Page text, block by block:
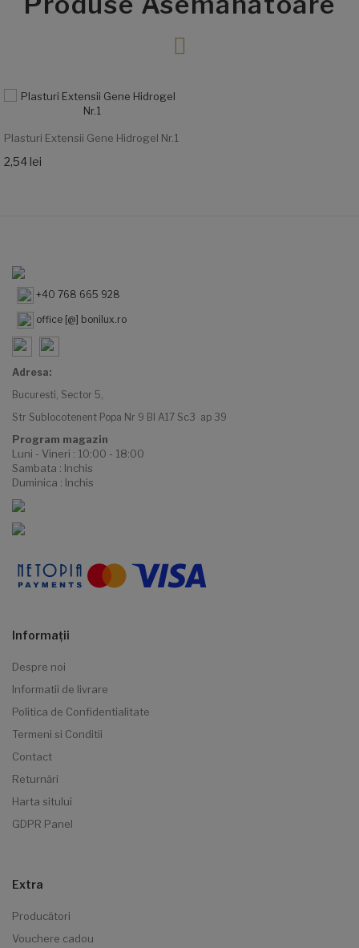
Plasturi Extensii Gene Hidrogel Nr.1
2,54 lei
+40 768 665 928
office [@] bonilux.ro
Adresa:
Bucuresti, Sector 5,
Str Sublocotenent Popa Nr 9 Bl A17 Sc3 ap 39
Program magazin
Luni - Vineri : 10:00 - 18:00
Sambata : Inchis
Duminica : Inchis
Informaţii
Despre noi
Informatii de livrare
Politica de Confidentialitate
Termeni si Conditii
Contact
Returnări
Harta sitului
GDPR Panel
Extra
Producători
Vouchere cadou